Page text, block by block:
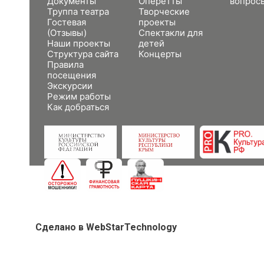
Труппа театра
Гостевая
(Отзывы)
Наши проекты
Структура сайта
Правила
посещения
Экскурсии
Режим работы
Как добраться
Творческие
проекты
Спектакли для
детей
Концерты
Сделано в WebStarTechnology